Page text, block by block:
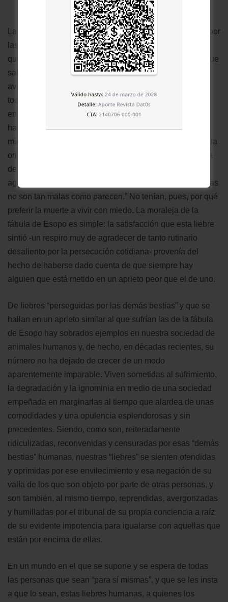
Las liebres de aquel cuento se sentían tan perseguidas por
las demás bestias que no sabían adónde ir. Bastaba con
que vieran un solo animal aproximándose a ellas para que
salieran huyendo despavoridas. Un día, las liebres
avistaron un tropel de caballos salvajes en estampida y
todas, sin excepción, presas del pánico, se escabulleron
en dirección a un lago cercano, decididas a ahogarse si
hacía falta antes que vivir en tan permanente estado de
miedo. Pero justo en el momento en que se acercaron a la
orilla, un grupo de ranas se asustó a su vez de la llegada
de las liebres. Las ranas, sobresaltadas, se lanzaron al
agua. “Bien es cierto -dijo una de las liebres-que las cosas
no son tan malas como parecen.” No tenían, pues, por qué
preferir la muerte a vivir con miedo. La moraleja de la
fábula de Esopo es simple: la satisfacción que esta liebre
sintió -un respiro muy de agradecer de tanto rutinario
desaliento por la persecución cotidiana- provenía del
hecho de haberse dado cuenta de que siempre hay
alguien que está metido en un aprieto peor que el de uno.
De liebres “perseguidas por las demás bestias” y que se
hallan en un aprieto similar al que sufrían las de la fábula
de Esopo hay sobrados ejemplos en nuestra sociedad de
animales humanos y, de hecho, en décadas recientes, su
número no ha dejado de crecer de un modo
aparentemente imparable. Viven sometidas al sufrimiento,
la degradación y la ignominia en medio de una sociedad
empeñada en marginarlas al tiempo que alardea de unas
comodidades y una opulencia esplendorosas y sin
precedentes. Siendo, como son, reiteradamente
ridiculizadas, reconvenidas y censuradas por esas “demás
bestias” humanas, nuestras “liebres” se sienten ofendidas
y oprimidas por ese envilecimiento y esa negación de su
valía de los que son objeto por parte de otras personas, y
son también, al mismo tiempo, reprendidas, avergonzadas
y humilladas por el tribunal de su propia conciencia a raíz
de su evidente impotencia para igualarse con aquellas que
están por encima de ellas.
En un mundo en el que se supone y se espera de todas
las personas que sean “para sí mismas”, y que se les insta
a que lo sean, estas liebres humanas, a quienes los